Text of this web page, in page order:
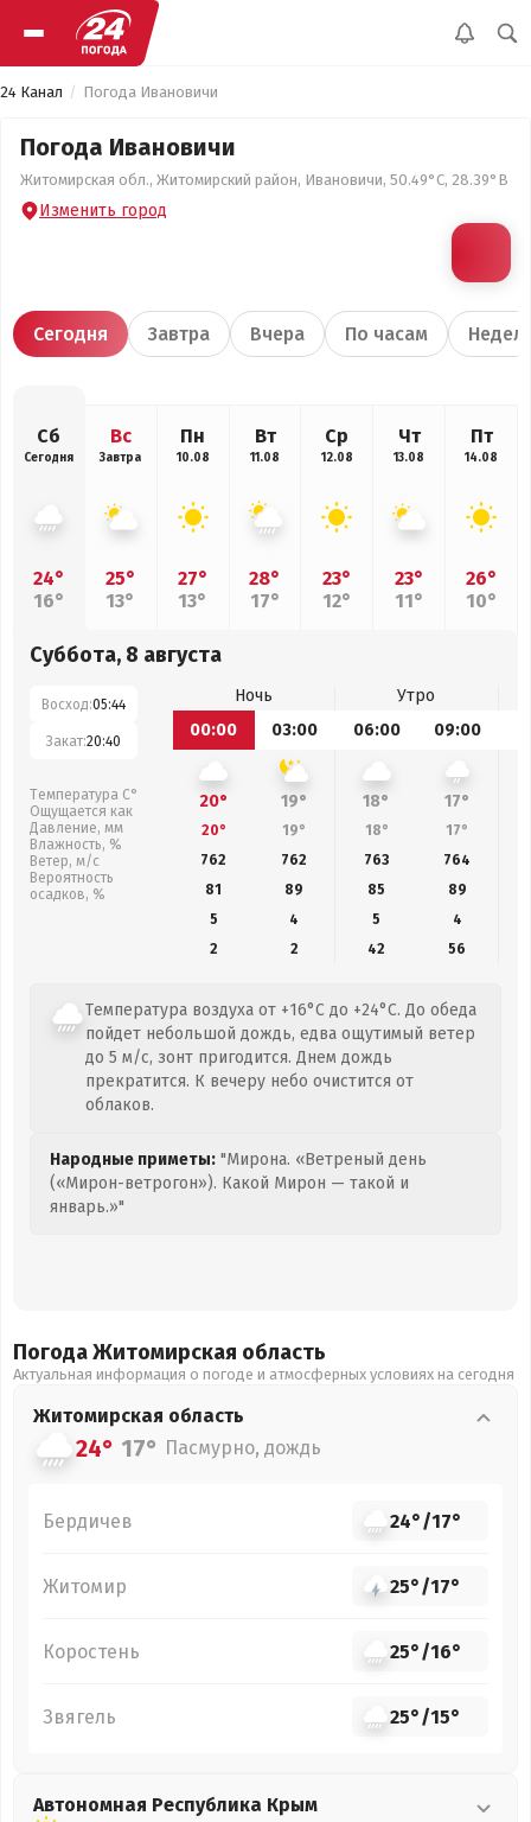
24 Канал Погода Ивановичи
Погода Ивановичи
Житомирская обл., Житомирский район, Ивановичи, 50.49°С, 28.39°В
Изменить город
Сегодня Завтра Вчера По часам
Сб
Сегодня
24°
16°
Вс
Завтра
25°
13°
Пн
10.08
27°
13°
Вт
11.08
28°
17°
Ср
12.08
23°
12°
Чт
13.08
23°
11°
Пт
14.08
26°
10°
Суббота, 8 августа
Восход:05:44
Закат:20:40
Температура С°
Ощущается как
Давление, мм
Влажность, %
Ветер, м/с
Вероятность
осадков, %
Ночь
Утро
00:00
03:00 06:00 09:00
20° 19° 18° 17°
20° 19° 18° 17°
762
762 763 764
81
89 85 89
5
4 5
4
2
2 42 56
Температура воздуха от +16°C до +24°C. До обеда
пойдет небольшой дождь, едва ощутимый ветер
до 5 м/с, зонт пригодится. Днем дождь
прекратится. К вечеру небо очистится от
облаков.
Народные приметы: "Мирона. «Ветреный день
(«Мирон-ветрогон»). Какой Мирон — такой и
январь.»"
Погода Житомирская область
Актуальная информация о погоде и атмосферных условиях на сегодня
Житомирская область
24° 17° Пасмурно, дождь
Бердичев 24°/17°
Житомир 25°/17°
Коростень 25°/16°
Звягель 25°/15°
Автономная Республика Крым